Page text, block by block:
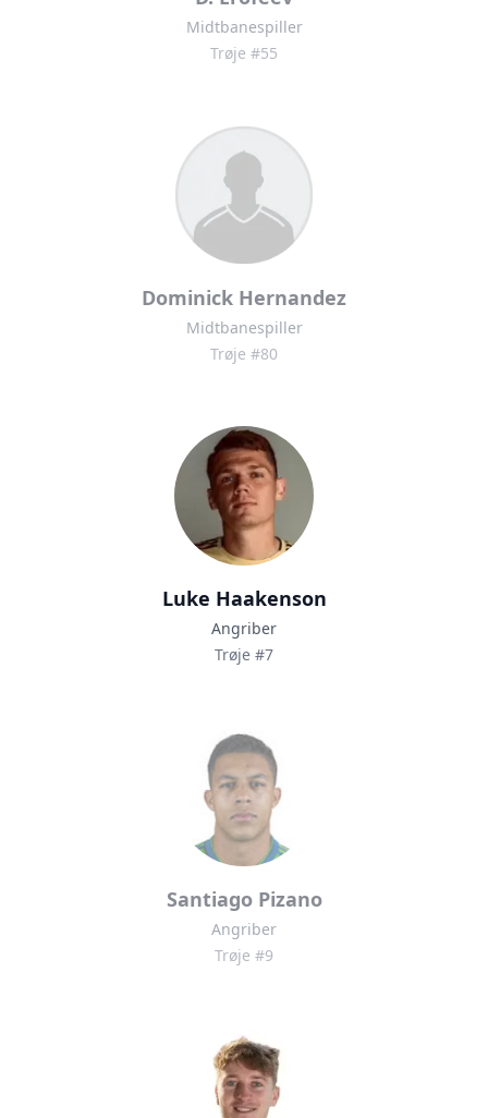
Midtbanespiller
Trøje #55
Dominick Hernandez
Midtbanespiller
Trøje #80
Luke Haakenson
Angriber
Trøje #7
Santiago Pizano
Angriber
Trøje #9